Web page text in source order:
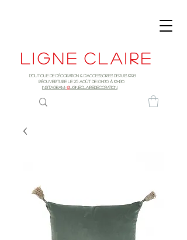
Ligne claire
Boutique de décoration & d'accessoires depuis 1998
RÉOUVERTURE LE 25 AOûT DE 10h30 à 19H30
INSTAGRAM: @LIGNECLAIREDECORATION